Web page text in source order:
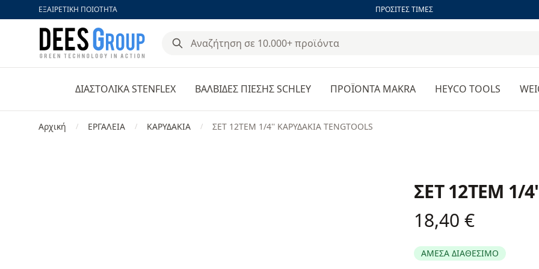
ΕΞΑΙΡΕΤΙΚΗ ΠΟΙΟΤΗΤΑ ΠΡΟΣΙΤΕΣ ΤΙΜΕΣ
DeesGroup
ΔΙΑΣΤΟΛΙΚΑ STENFLEX ΒΑΛΒΙΔΕΣ ΠΙΕΣΗΣ SCHLEY ΠΡΟΪΟΝΤΑ MAKRA HEYCO TOOLS
Αρχική / ΕΡΓΑΛΕΙΑ / ΚΑΡΥΔΑΚΙΑ / ΣΕΤ 12ΤΕΜ 1/4'' ΚΑΡΥΔΑΚΙΑ TENGTOOLS
ΣΕΤ 12ΤΕΜ 1/
Product information
18,40 €
ΑΜΕΣΑ ΔΙΑΘΕΣΙΜΟ